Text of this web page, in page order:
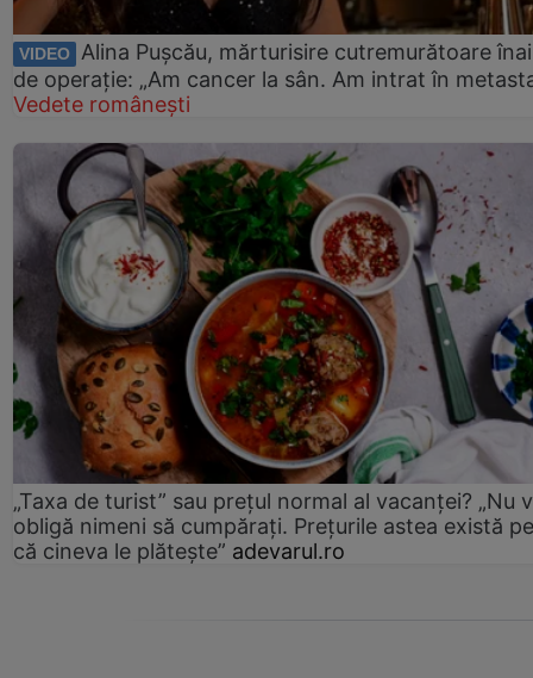
VIDEO
Alina Pușcău, mărturisire cutremurătoare
de operație: „Am cancer la sân. Am intrat în
Vedete românești
„Taxa de turist” sau prețul normal al vacanței? „Nu
obligă nimeni să cumpărați. Prețurile astea există
că cineva le plătește” adevarul.ro